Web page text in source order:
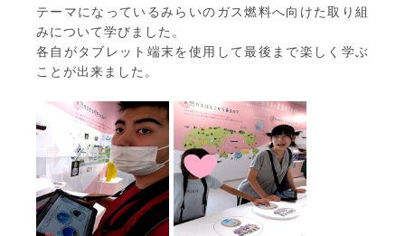
テーマになっているみらいのガス燃料へ向けた取り組
みについて学びました。
各自がタブレット端末を使用して最後まで楽しく学ぶ
ことが出来ました。